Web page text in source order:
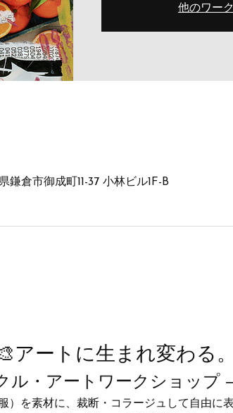
他のワー
倉市御成町11-37 小林ビル1F-B
アートに生まれ変わる。
ル・アートワークショップ
）を素材に、裁断・コラージュして自由に表